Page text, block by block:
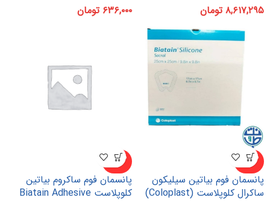
۸,۶۱۷,۲۹۵ تومان
۶۳۶,۰۰۰ تومان
ناموجو
د
پانسمان فوم بیاتین سیلیکون
ساکرال کلوپلاست (Coloplast)
ناموجو
د
پانسمان فوم ساکروم بیاتین
کلوپلاست Biatain Adhesive